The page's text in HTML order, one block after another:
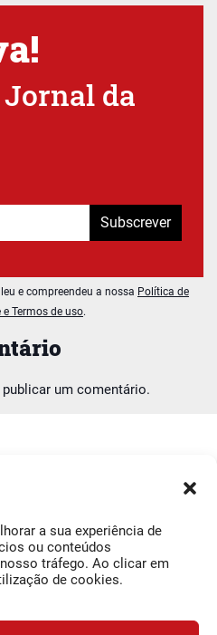
a sua experiência de
ou conteúdos
tráfego. Ao clicar em
de cookies.
publicar um comentário.
da
Subscrever
e compreendeu a nossa Política de
e Termos de uso.
O Jornal da Bairrada
Contactos